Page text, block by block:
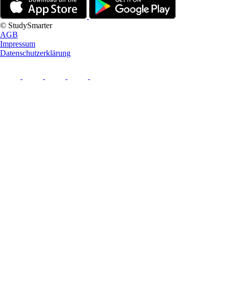
© StudySmarter
AGB
Impressum
Datenschutzerklärung